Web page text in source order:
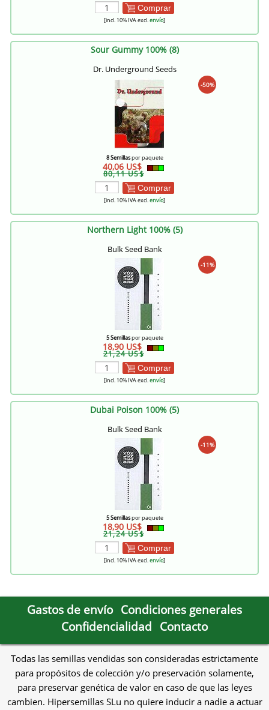
Comprar
[incl. 10% IVA excl.envío]
Sour Gummy 100% (8)
Dr. Underground Seeds
-50%
8 Semillaspor paquete
40,06 US$
80,11 US$
Comprar
[incl. 10% IVA excl.envío]
Northern Light 100% (5)
Bulk Seed Bank
-11%
5 Semillaspor paquete
18,90 US$
21,24 US$
Comprar
[incl. 10% IVA excl.envío]
Dubai Poison 100% (5)
Bulk Seed Bank
-11%
5 Semillaspor paquete
18,90 US$
21,24 US$
Comprar
[incl. 10% IVA excl.envío]
Gastos de envío Condiciones generales
Confidencialidad Contacto
Todas las semillas vendidas son consideradas estrictamente
para propósitos de colección y/o preservación solamente,
para preservar genética de valor en caso de que las leyes
cambien. Hipersemillas SLu no quiere inducir a nadie a actuar